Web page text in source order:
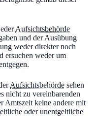
Aufsichtsbehörde
und der Ausübung
weder direkter noch
ersuchen weder um
Aufsichtsbehörde sehen
nicht zu vereinbarenden
Amtszeit keine andere mit
oder unentgeltliche